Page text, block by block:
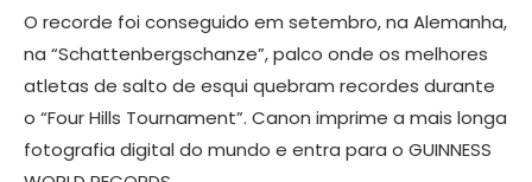
O recorde foi conseguido em setembro, na Alemanha,
na “Schattenbergschanze”, palco onde os melhores
atletas de salto de esqui quebram recordes durante
o “Four Hills Tournament”. Canon imprime a mais longa
fotografia digital do mundo e entra para o GUINNESS